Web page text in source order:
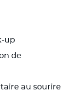
up
de
au sourire